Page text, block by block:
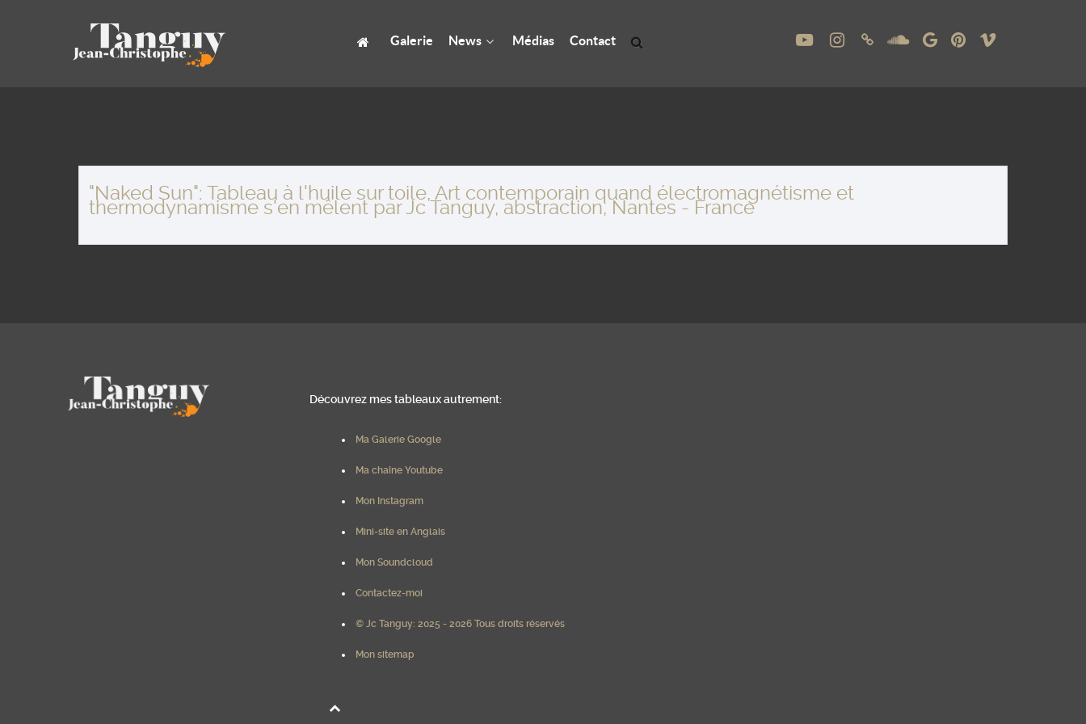
Galerie News Médias Contact
"Naked Sun": Tableau à l'huile sur toile, Art contemporain quand électromagnétisme et
thermodynamisme s'en mêlent par Jc Tanguy, abstraction, Nantes - France
Découvrez mes tableaux autrement:
Ma Galerie Google
Ma chaîne Youtube
Mon Instagram
Mini-site en Anglais
Mon Soundcloud
Contactez-moi
© Jc Tanguy: 2025 - 2026 Tous droits réservés
Mon sitemap